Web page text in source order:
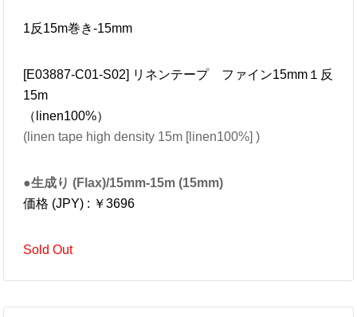
1反15m巻き-15mm
[E03887-C01-S02] リネンテープ ファイン15mm１反
15m
（linen100%）
(linen tape high density 15m [linen100%] )
●生成り (Flax)/15mm-15m (15mm)
価格 (JPY) : ￥3696
Sold Out